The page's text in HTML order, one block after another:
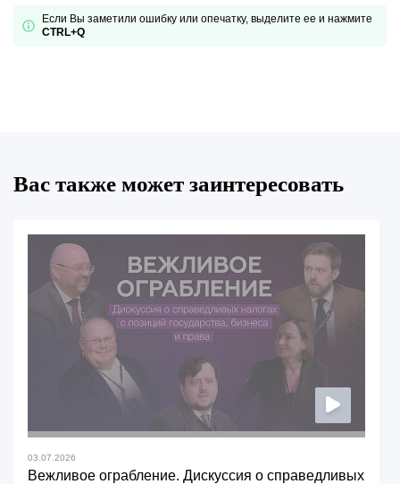
Если Вы заметили ошибку или опечатку, выделите ее и нажмите
CTRL+Q
Вас также может заинтересовать
03.07.2026
Вежливое ограбление. Дискуссия о справедливых